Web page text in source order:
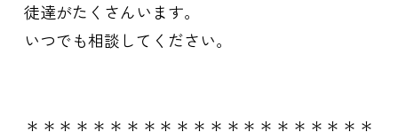
徒達がたくさんいます。
いつでも相談してください。
＊＊＊＊＊＊＊＊＊＊＊＊＊＊＊＊＊＊＊＊＊